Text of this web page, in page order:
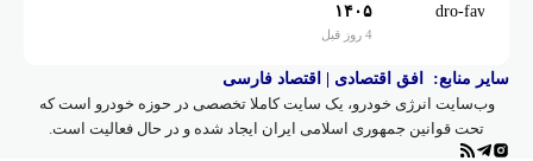
۱۴۰۵
افق اقتصادی اقتصاد فارسی
خودرو، یک سایت کاملا تخصصی در حوزه خودرو است که
جمهوری اسلامی ایران ایجاد شده و در حال فعالیت است.